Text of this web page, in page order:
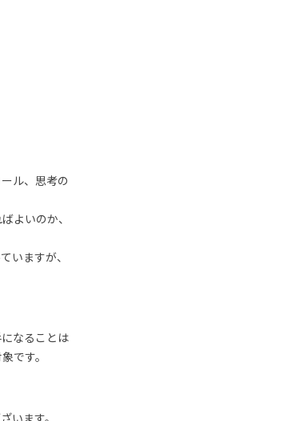
ル、思考の
よいのか、
いますが、
なることは
です。
います。